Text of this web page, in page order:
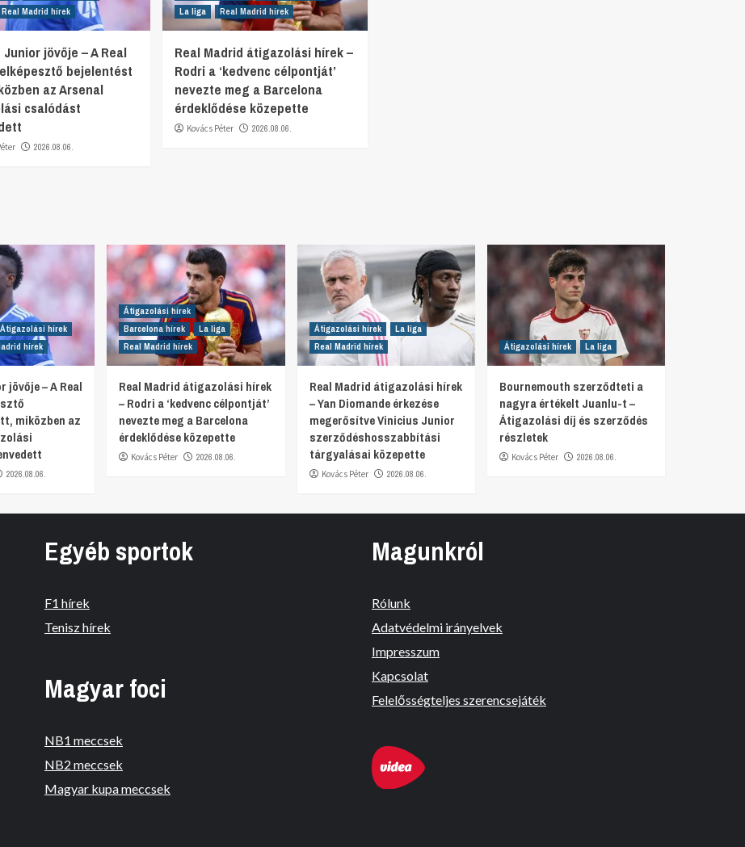
Real Madrid hírek
jövője – A Real
bejelentést
az Arsenal
csalódást
2026.08.06.
La liga
Real Madrid hírek
Real Madrid átigazolási hírek –
Rodri a ‘kedvenc célpontját’
nevezte meg a Barcelona
érdeklődése közepette
Kovács Péter 2026.08.06.
Átigazolási hírek
hírek
jövője – A Real
miközben az
2026.08.06.
Átigazolási hírek
Barcelona hírek
La liga
Real Madrid hírek
Real Madrid átigazolási hírek
– Rodri a ‘kedvenc célpontját’
nevezte meg a Barcelona
érdeklődése közepette
Kovács Péter 2026.08.06.
Átigazolási hírek
La liga
Real Madrid hírek
Real Madrid átigazolási hírek
– Yan Diomande érkezése
megerősítve Vinicius Junior
szerződéshosszabbítási
tárgyalásai közepette
Kovács Péter 2026.08.06.
Átigazolási hírek La liga
Bournemouth szerződteti a
nagyra értékelt Juanlu-t –
Átigazolási díj és szerződés
részletek
Kovács Péter 2026.08.06.
Egyéb sportok
F1 hírek
Tenisz hírek
Magyar foci
NB1 meccsek
NB2 meccsek
Magyar kupa meccsek
Magunkról
Rólunk
Adatvédelmi irányelvek
Impresszum
Kapcsolat
Felelősségteljes szerencsejáték